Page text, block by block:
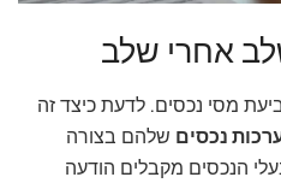
אחרי שלב
מסי נכסים. לדעת כיצד זה
נכסים שלהם בצורה
הנכסים מקבלים הודעה